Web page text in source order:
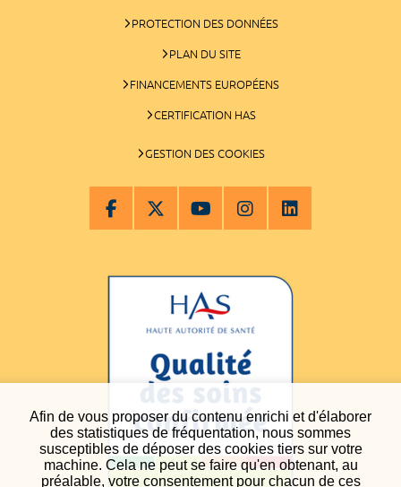
Afin de vous proposer du contenu enrichi et d'élaborer
des statistiques de fréquentation, nous sommes
susceptibles de déposer des cookies tiers sur votre
machine. Cela ne peut se faire qu'en obtenant, au
préalable, votre consentement pour chacun de ces
PROTECTION DES DONNÉES
PLAN DU SITE
FINANCEMENTS EUROPÉENS
CERTIFICATION HAS
GESTION DES COOKIES